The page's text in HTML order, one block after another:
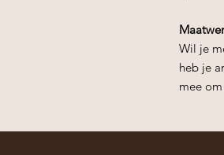
Wil je
heb je
mee